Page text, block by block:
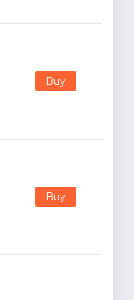
Buy
Buy